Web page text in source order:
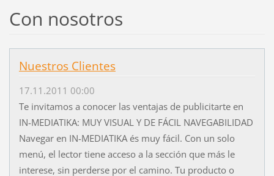
Con nosotros
Nuestros Clientes
17.11.2011 00:00
Te invitamos a conocer las ventajas de publicitarte en
IN-MEDIATIKA: MUY VISUAL Y DE FÁCIL NAVEGABILIDAD
Navegar en IN-MEDIATIKA és muy fácil. Con un solo
menú, el lector tiene acceso a la sección que más le
interese, sin perderse por el camino. Tu producto o